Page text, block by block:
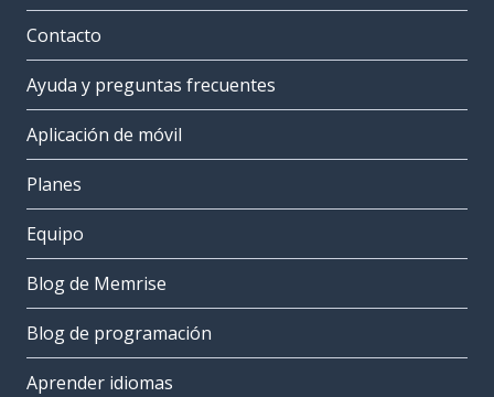
Contacto
Ayuda y preguntas frecuentes
Aplicación de móvil
Planes
Equipo
Blog de Memrise
Blog de programación
Aprender idiomas